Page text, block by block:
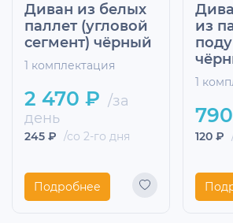
Диван из белых
паллет (угловой
сегмент) чёрный
1 комплектация
2 470 ₽ /за
день
245 ₽ /со 2-го дня
Подробнее
из
1
120 ₽